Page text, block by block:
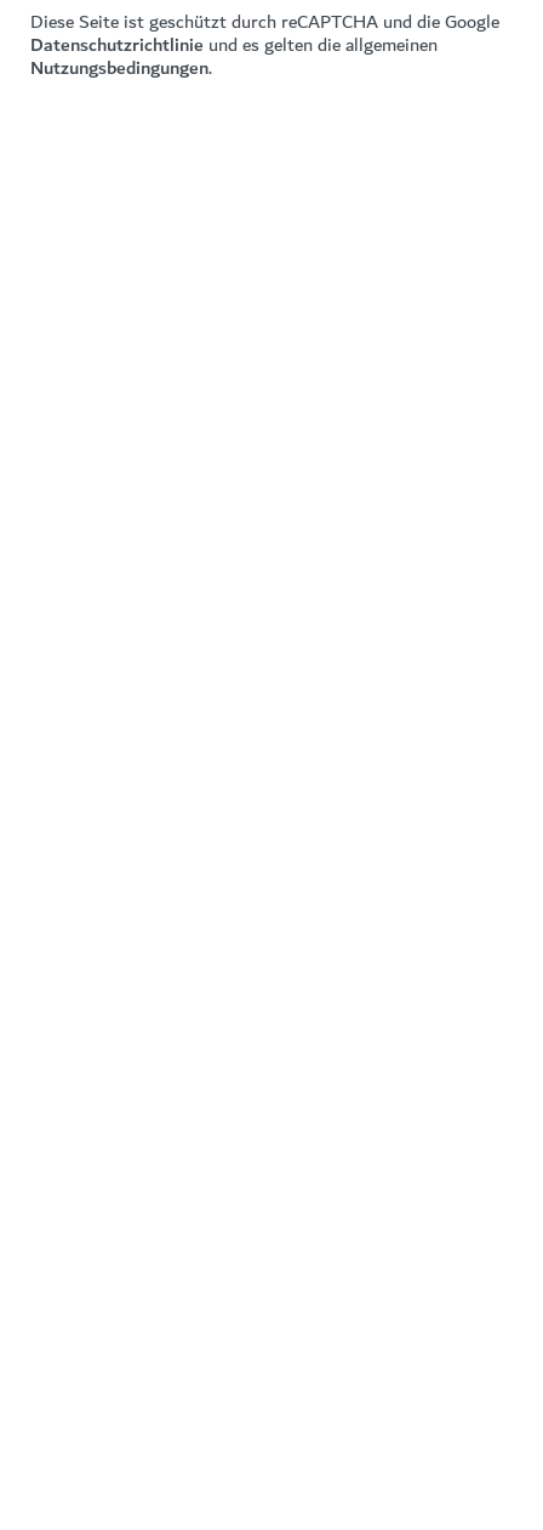
Diese Seite ist geschützt durch reCAPTCHA und die Google
Datenschutzrichtlinie und es gelten die allgemeinen
Nutzungsbedingungen.